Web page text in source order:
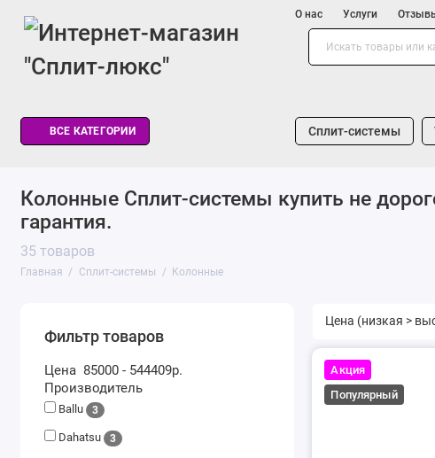
О нас Услуги
ВСЕ КАТЕГОРИИ Сплит-системы
Колонные Сплит-системы купить не
гарантия.
35 товаров
Главная Сплит-системы Колонные
Фильтр товаров
Цена 85000 - 544409р.
Производитель
Ballu 3
Dahatsu 3
Акция
Популярный